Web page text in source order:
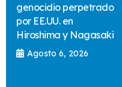
genocidio perpetrado
por EE.UU. en
Hiroshima y Nagasaki
Agosto 6, 2026